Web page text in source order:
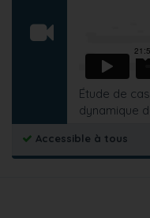
Étude de
dynamique
Accessible à tous